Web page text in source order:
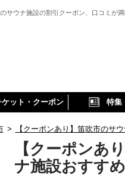
サウナ施設の割引クーポン、口コミが
ケット・クーポン 特集
> 【クーポンあり】笛吹市のサ
【クーポンあ
ナ施設おすす